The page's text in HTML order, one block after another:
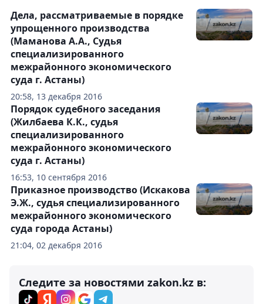
20:58, 13 декабря 2016
Дела, рассматриваемые в порядке
упрощенного производства
(Маманова А.А., Судья
специализированного
межрайонного экономического
суда г. Астаны)
16:53, 10 сентября 2016
Порядок судебного заседания
(Жилбаева К.К., судья
специализированного
межрайонного экономического
суда г. Астаны)
21:04, 02 декабря 2016
Приказное производство (Искакова
Э.Ж., судья специализированного
межрайонного экономического
суда города Астаны)
Следите за новостями zakon.kz в: